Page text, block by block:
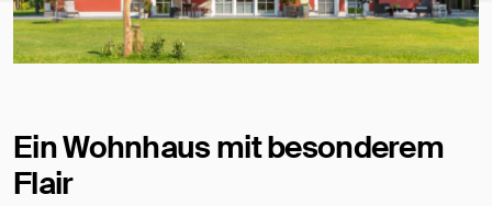
Ein Wohnhaus mit besonderem
Flair